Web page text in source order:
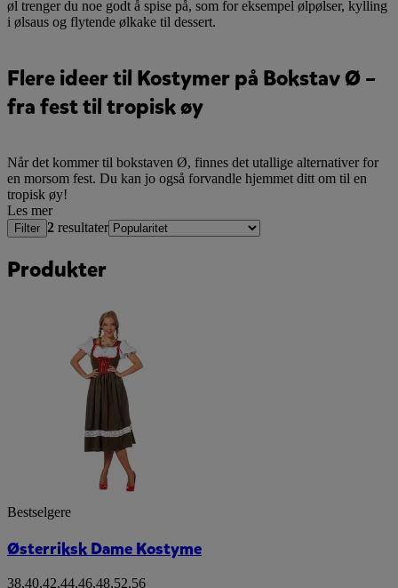
øl trenger du noe godt å spise på, som for eksempel ølpølser, kylling
i ølsaus og flytende ølkake til dessert.
Flere ideer til Kostymer på Bokstav Ø –
fra fest til tropisk øy
Når det kommer til bokstaven Ø, finnes det utallige alternativer for
en morsom fest. Du kan jo også forvandle hjemmet ditt om til en
tropisk øy!
Les mer
Filter 2 resultater
Produkter
Bestselgere
Østerriksk Dame Kostyme
38,40,42,44,46,48,52,56